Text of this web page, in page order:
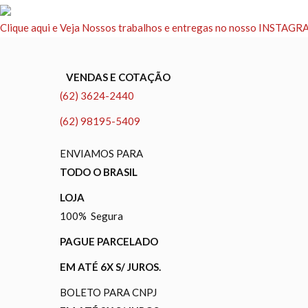
Clique aqui e Veja Nossos trabalhos e entregas no nosso
VENDAS E COTAÇÃO
(62) 3624-2440
(62) 98195-5409
ENVIAMOS PARA
TODO O BRASIL
LOJA
100% Segura
PAGUE PARCELADO
EM ATÉ 6X S/ JUROS.
BOLETO PARA CNPJ